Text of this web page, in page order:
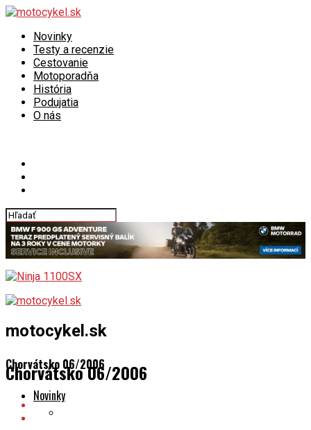
Novinky
Testy a recenzie
Cestovanie
Motoporadňa
História
Podujatia
O nás
motocykel.sk
Chorvátsko 06/2006
Novinky
Chorvátsko 06/2006